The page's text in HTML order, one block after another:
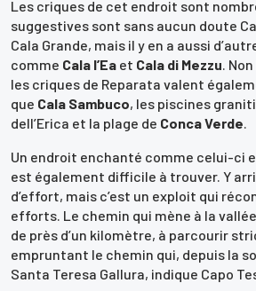
Les criques de cet endroit sont
suggestives sont sans aucun doute
Cala Grande, mais il y en a aussi
comme Cala l’Ea et Cala di Mezzu .
les criques de Reparata valent
que Cala Sambuco, les piscines
dell’Erica et la plage de Conca Verde
Un endroit enchanté comme celui-ci
est également difficile à trouver. Y
d’effort, mais c’est un exploit qui
efforts. Le chemin qui mène à la
de près d’un kilomètre, à parcourir
empruntant le chemin qui, depuis la
Santa Teresa Gallura, indique Capo